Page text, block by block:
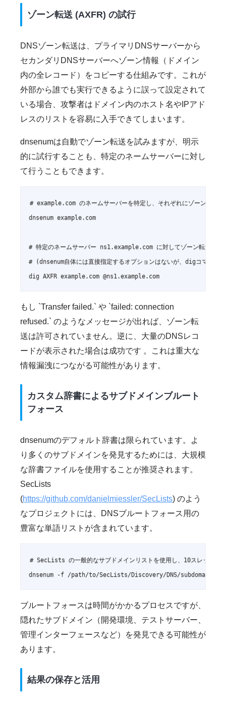
ゾーン転送 (AXFR) の試行
DNSゾーン転送は、プライマリDNSサーバーから
セカンダリDNSサーバーへゾーン情報（ドメイン
内の全レコード）をコピーする仕組みです。これが
外部から誰でも実行できるように誤って設定されて
いる場合、攻撃者はドメイン内のホスト名やIPアド
レスのリストを容易に入手できてしまいます。
dnsenumは自動でゾーン転送を試みますが、明示
的に試行することも、特定のネームサーバーに対し
て行うこともできます。
# example.com のネームサーバーを特定し、それぞれにゾーン転送を
dnsenum example.com
# 特定のネームサーバー ns1.example.com に対してゾーン転送を試
# (dnsenum自体には直接指定するオプションはないが、digコマンド
dig AXFR example.com @ns1.example.com
もし `Transfer failed.` や `failed: connection
refused.` のようなメッセージが出れば、ゾーン転
送は許可されていません。逆に、大量のDNSレコ
ードが表示された場合は成功です 。これは重大な
情報漏洩につながる可能性があります。
カスタム辞書によるサブドメインブルート
フォース
dnsenumのデフォルト辞書は限られています。よ
り多くのサブドメインを発見するためには、大規模
な辞書ファイルを使用することが推奨されます。
SecLists
(https://github.com/danielmiessler/SecLists) のよう
なプロジェクトには、DNSブルートフォース用の
豊富な単語リストが含まれています。
# SecLists の一般的なサブドメインリストを使用し、10スレッドで
dnsenum -f /path/to/SecLists/Discovery/DNS/
ブルートフォースは時間がかかるプロセスですが、
隠れたサブドメイン（開発環境、テストサーバー、
管理インターフェースなど）を発見できる可能性が
あります。
結果の保存と活用